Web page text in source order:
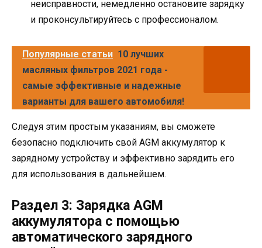
неисправности, немедленно остановите зарядку
и проконсультируйтесь с профессионалом.
Популярные статьи 10 лучших
масляных фильтров 2021 года -
самые эффективные и надежные
варианты для вашего автомобиля!
Следуя этим простым указаниям, вы сможете
безопасно подключить свой AGM аккумулятор к
зарядному устройству и эффективно зарядить его
для использования в дальнейшем.
Раздел 3: Зарядка AGM
аккумулятора с помощью
автоматического зарядного